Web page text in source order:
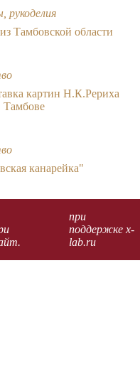
рукоделия
Тамбовской области
картин Н.К.Рериха
Тамбове
канарейка"
при
поддержке x-
lab.ru